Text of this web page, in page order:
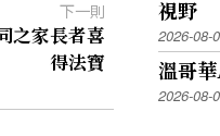
下一則
之家長者喜
得法寶
視野
2026-08-
溫哥
2026-08-